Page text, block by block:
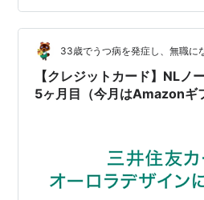
ていると連絡くるみたいですね
とりあえず淡々と続けていきま
33歳でうつ病を発症し、無職に
【クレジットカード】NLノ
5ヶ月目（今月はAmazonギ